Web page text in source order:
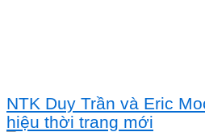
NTK Duy Trần và Eric
hiệu thời trang mới